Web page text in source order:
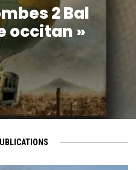
2 Bal
occitan »